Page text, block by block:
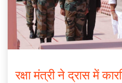
रक्षा मंत्री ने द्रास में